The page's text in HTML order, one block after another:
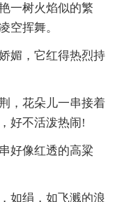
一树火焰似的繁
空挥舞。
媚，它红得热烈持
，花朵儿一串接着
好不活泼热闹!
好像红透的高粱
如绢，如飞溅的浪